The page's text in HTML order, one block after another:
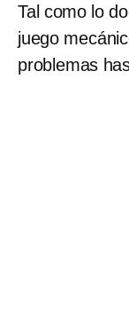
Tal como lo
juego
problemas